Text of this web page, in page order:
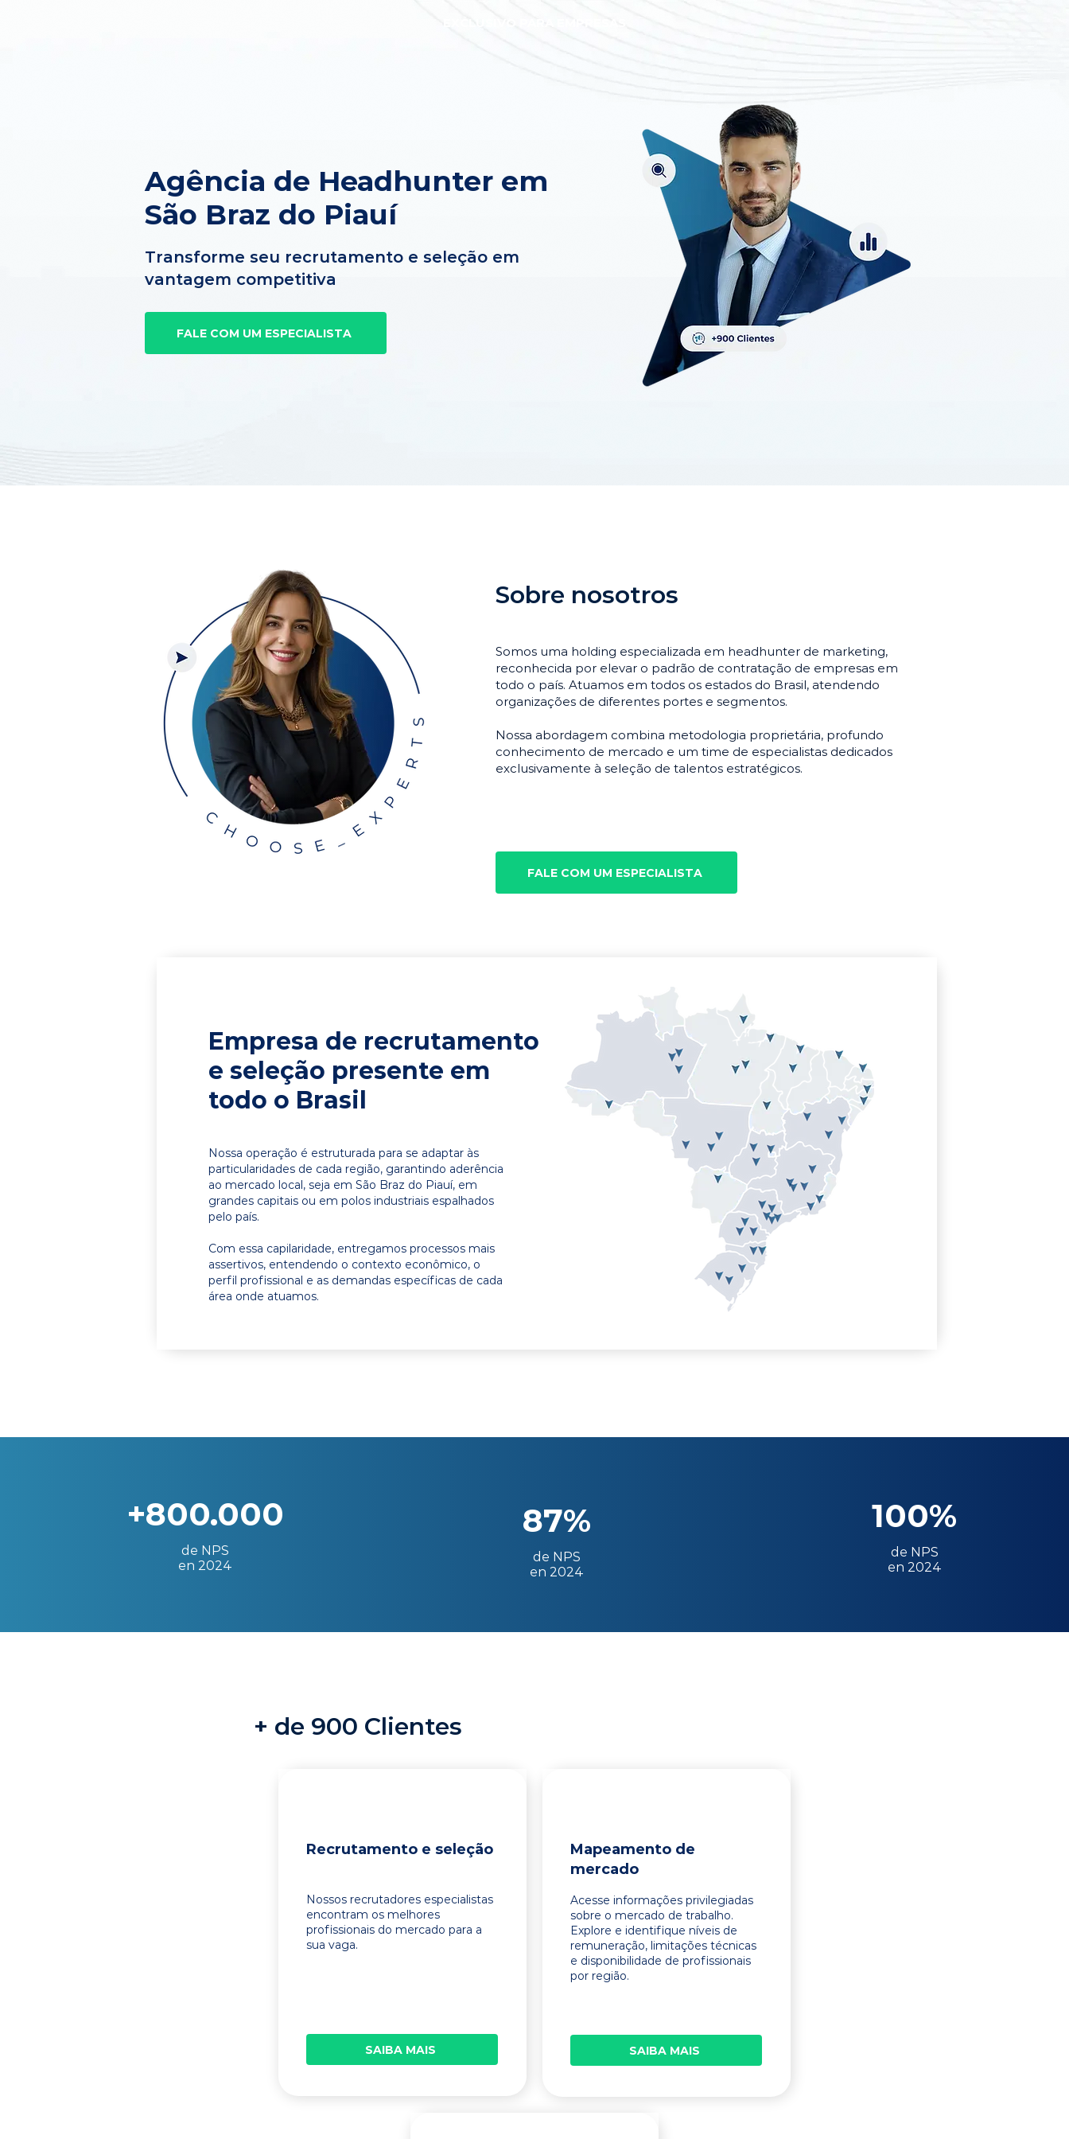
Agência de Headhunter em
São Braz do Piauí
Transforme seu recrutamento e seleção em
vantagem competitiva
FALE COM UM ESPECIALISTA
Sobre nosotros
Somos uma holding especializada em headhunter de marketing,
reconhecida por elevar o padrão de contratação de empresas em
todo o país. Atuamos em todos os estados do Brasil, atendendo
organizações de diferentes portes e segmentos.
Nossa abordagem combina metodologia proprietária, profundo
conhecimento de mercado e um time de especialistas dedicados
exclusivamente à seleção de talentos estratégicos.
FALE COM UM ESPECIALISTA
Empresa de recrutamento
e seleção presente em
todo o Brasil
Nossa operação é estruturada para se adaptar às
particularidades de cada região, garantindo aderência
ao mercado local, seja em São Braz do Piauí, em
grandes capitais ou em polos industriais espalhados
pelo país.
Com essa capilaridade, entregamos processos mais
assertivos, entendendo o contexto econômico, o
perfil profissional e as demandas específicas de cada
área onde atuamos.
+800.000
de NPS
en 2024
87%
de NPS
en 2024
100%
de NPS
en 2024
+ de 900 Clientes
Recrutamento e seleção
Nossos recrutadores especialistas
encontram os melhores
profissionais do mercado para a
sua vaga.
SAIBA MAIS
Mapeamento de
mercado
Acesse informações privilegiadas
sobre o mercado de trabalho.
Explore e identifique níveis de
remuneração, limitações técnicas
e disponibilidade de profissionais
por região.
SAIBA MAIS